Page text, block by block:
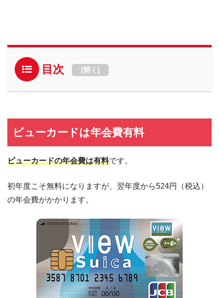
目次 [開く ]
ビューカードは年会費有料
ビューカードの年会費は有料です。
初年度こそ無料になりますが、翌年度から524円（税込）
の年会費がかかります。